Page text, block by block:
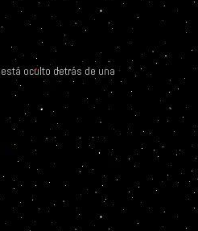
oculto detrás de una